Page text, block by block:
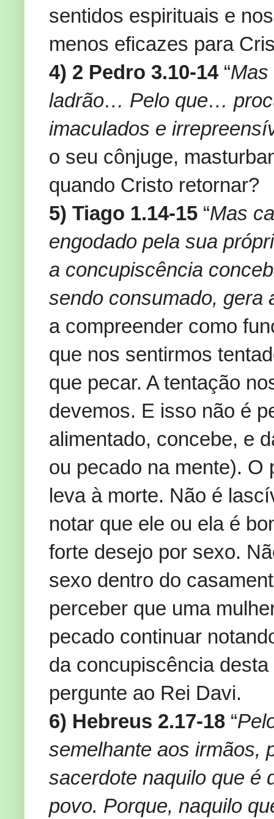
sentidos espirituais e
menos eficazes para
4) 2 Pedro 3.10-14“Mas
ladrão… Pelo que…
imaculados e
o seu cônjuge,
quando Cristo retornar?
5) Tiago 1.14-15 “Mas
engodado pela sua
a concupiscência
sendo consumado, gera
a compreender como
que nos sentirmos
que pecar. A tentação
devemos. E isso não é
alimentado, concebe, e
ou pecado na mente). O
leva à morte. Não é
notar que ele ou ela é
forte desejo por sexo.
sexo dentro do
perceber que uma
pecado continuar
da concupiscência
pergunte ao Rei Davi.
6) Hebreus 2.17-18 “
semelhante aos irmãos,
sacerdote naquilo que é
povo. Porque, naquilo